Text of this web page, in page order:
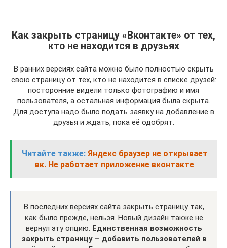
Как закрыть страницу «Вконтакте» от тех,
кто не находится в друзьях
В ранних версиях сайта можно было полностью скрыть
свою страницу от тех, кто не находится в списке друзей:
посторонние видели только фотографию и имя
пользователя, а остальная информация была скрыта.
Для доступа надо было подать заявку на добавление в
друзья и ждать, пока её одобрят.
Читайте также: Яндекс браузер не открывает
вк. Не работает приложение вконтакте
В последних версиях сайта закрыть страницу так,
как было прежде, нельзя. Новый дизайн также не
вернул эту опцию. Единственная возможность
закрыть страницу – добавить пользователей в